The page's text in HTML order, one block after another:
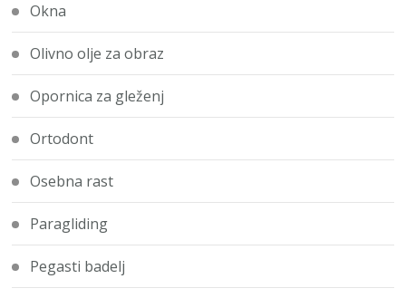
Okna
Olivno olje za obraz
Opornica za gleženj
Ortodont
Osebna rast
Paragliding
Pegasti badelj